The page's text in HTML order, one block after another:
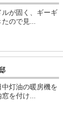
が固く、ギーギ
ので見...
灯油の暖房機を
を付け...